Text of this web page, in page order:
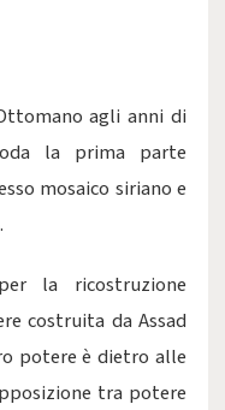
agli anni di
la prima parte
mosaico siriano e
la ricostruzione
costruita da Assad
potere è dietro alle
tra potere